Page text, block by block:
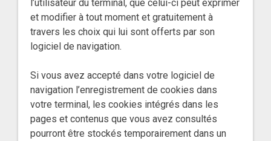
l’utilisateur du terminal, que celui-ci peut exprimer
et modifier à tout moment et gratuitement à
travers les choix qui lui sont offerts par son
logiciel de navigation.
Si vous avez accepté dans votre logiciel de
navigation l’enregistrement de cookies dans
votre terminal, les cookies intégrés dans les
pages et contenus que vous avez consultés
pourront être stockés temporairement dans un